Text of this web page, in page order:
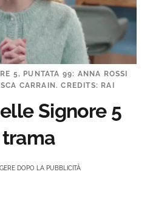
5, PUNTATA 99: ANNA ROSSI
CARRAIN. CREDITS: RAI
Signore 5
DOPO LA PUBBLICITÀ